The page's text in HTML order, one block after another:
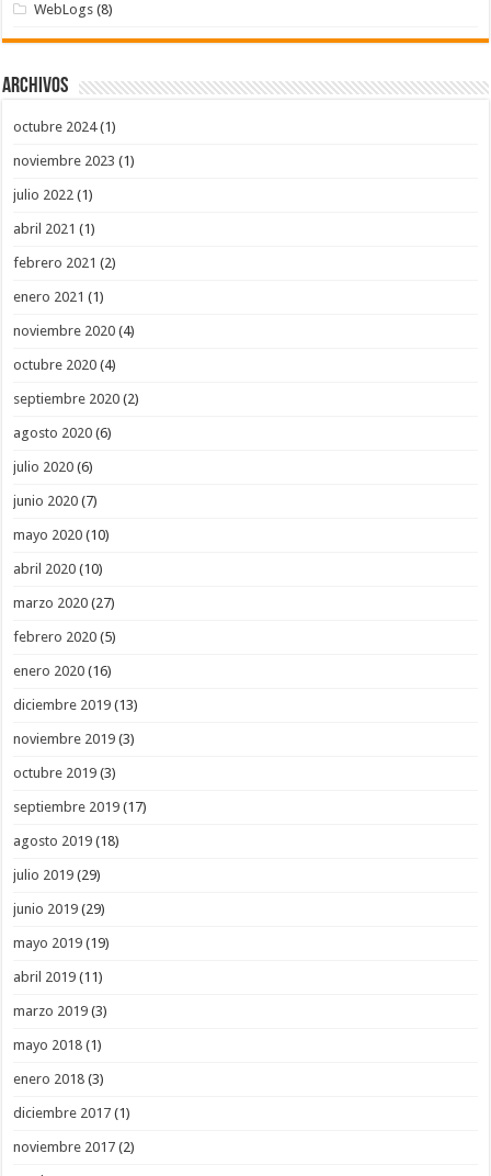
WebLogs (8)
Archivos
octubre 2024(1)
noviembre 2023 (1)
julio 2022 (1)
abril 2021 (1)
febrero 2021 (2)
enero 2021 (1)
noviembre 2020 (4)
octubre 2020 (4)
septiembre 2020 (2)
agosto 2020 (6)
julio 2020 (6)
junio 2020 (7)
mayo 2020 (10)
abril 2020 (10)
marzo 2020 (27)
febrero 2020 (5)
enero 2020 (16)
diciembre 2019 (13)
noviembre 2019 (3)
octubre 2019 (3)
septiembre 2019 (17)
agosto 2019 (18)
julio 2019 (29)
junio 2019 (29)
mayo 2019 (19)
abril 2019 (11)
marzo 2019 (3)
mayo 2018 (1)
enero 2018 (3)
diciembre 2017 (1)
noviembre 2017 (2)